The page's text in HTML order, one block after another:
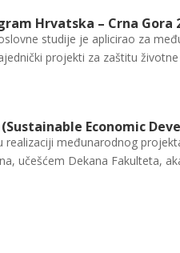
Hrvatska – Crna Gora
studije je aplicirao za
projekti za zaštitu
(Sustainable Economic
međunarodnog
učešćem Dekana Fakulteta,